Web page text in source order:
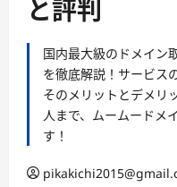
と評判
国内最大級のドメイン
を徹底解説！サービス
そのメリットとデメリ
人まで、ムームードメ
す！